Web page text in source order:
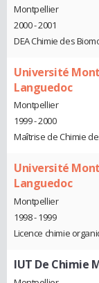
Montpellier
2000 - 2001
DEA Chimie des
Université
Languedoc
Montpellier
1999 - 2000
Maîtrise de Chimie
Université
Languedoc
Montpellier
1998 - 1999
Licence chimie
IUT De Chimie